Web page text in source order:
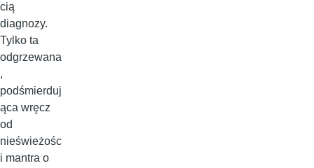
cią
diagnozy.
Tylko ta
odgrzewana
,
podśmierduj
ąca wręcz
od
nieświeżośc
i mantra o